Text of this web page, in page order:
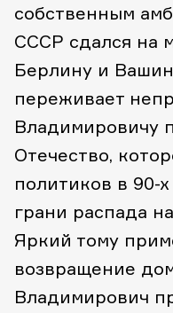
собственным
СССР сдался на
Берлину и
переживает
Владимировичу
Отечество,
политиков в 90-
грани распада
Яркий тому
возвращение
Владимирович